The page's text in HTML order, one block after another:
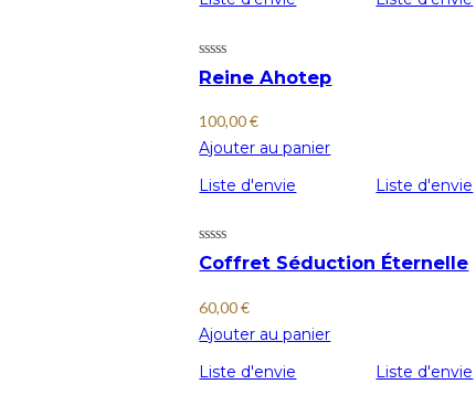
Reine Ahotep
100,00€
Ajouter au panier
Liste d'envie
Liste d'envie
Coffret Séduction Éternelle
60,00€
Ajouter au panier
Liste d'envie
Liste d'envie